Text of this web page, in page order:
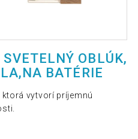
OBLÚK,
BATÉRIE
vytvorí príjemnú